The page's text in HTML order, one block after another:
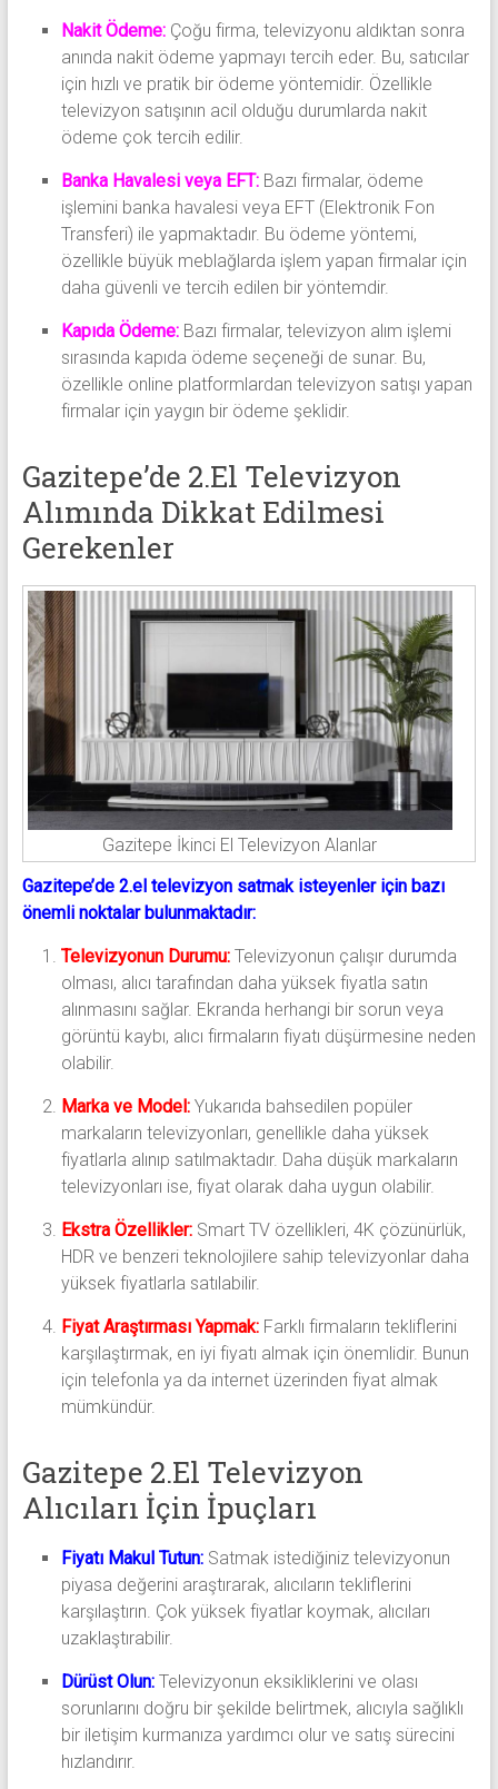
Nakit Ödeme:Çoğu firma, televizyonu aldıktan sonra
anında nakit ödeme yapmayı tercih eder. Bu, satıcılar
için hızlı ve pratik bir ödeme yöntemidir. Özellikle
televizyon satışının acil olduğu durumlarda nakit
ödeme çok tercih edilir.
Banka Havalesi veya EFT:Bazı firmalar, ödeme
işlemini banka havalesi veya EFT (Elektronik Fon
Transferi) ile yapmaktadır. Bu ödeme yöntemi,
özellikle büyük meblağlarda işlem yapan firmalar için
daha güvenli ve tercih edilen bir yöntemdir.
Kapıda Ödeme:Bazı firmalar, televizyon alım işlemi
sırasında kapıda ödeme seçeneği de sunar. Bu,
özellikle online platformlardan televizyon satışı yapan
firmalar için yaygın bir ödeme şeklidir.
Gazitepe’de 2.El Televizyon
Alımında Dikkat Edilmesi
Gerekenler
Gazitepe İkinci El Televizyon Alanlar
Gazitepe’de 2.el televizyon satmak isteyenler için bazı
önemli noktalar bulunmaktadır:
Televizyonun Durumu:Televizyonun çalışır durumda
olması, alıcı tarafından daha yüksek fiyatla satın
alınmasını sağlar. Ekranda herhangi bir sorun veya
görüntü kaybı, alıcı firmaların fiyatı düşürmesine neden
olabilir.
Marka ve Model:Yukarıda bahsedilen popüler
markaların televizyonları, genellikle daha yüksek
fiyatlarla alınıp satılmaktadır. Daha düşük markaların
televizyonları ise, fiyat olarak daha uygun olabilir.
Ekstra Özellikler:Smart TV özellikleri, 4K çözünürlük,
HDR ve benzeri teknolojilere sahip televizyonlar daha
yüksek fiyatlarla satılabilir.
Fiyat Araştırması Yapmak:Farklı firmaların tekliflerini
karşılaştırmak, en iyi fiyatı almak için önemlidir. Bunun
için telefonla ya da internet üzerinden fiyat almak
mümkündür.
Gazitepe 2.El Televizyon
Alıcıları İçin İpuçları
Fiyatı Makul Tutun:Satmak istediğiniz televizyonun
piyasa değerini araştırarak, alıcıların tekliflerini
karşılaştırın. Çok yüksek fiyatlar koymak, alıcıları
uzaklaştırabilir.
Dürüst Olun:Televizyonun eksikliklerini ve olası
sorunlarını doğru bir şekilde belirtmek, alıcıyla sağlıklı
bir iletişim kurmanıza yardımcı olur ve satış sürecini
hızlandırır.